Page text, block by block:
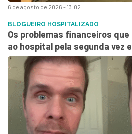
6 de agosto de 2026 - 13:02
BLOGUEIRO HOSPITALIZADO
Os problemas financeiros que
ao hospital pela segunda vez